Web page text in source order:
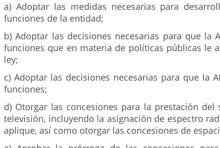
a) Adoptar las medidas necesarias para
funciones de la entidad;
b) Adoptar las decisiones necesarias para que la
funciones que en materia de políticas públicas le
ley;
c) Adoptar las decisiones necesarias para que la
funciones;
d) Otorgar las concesiones para la prestación del
televisión, incluyendo la asignación de espectro
aplique, así como otorgar las concesiones de